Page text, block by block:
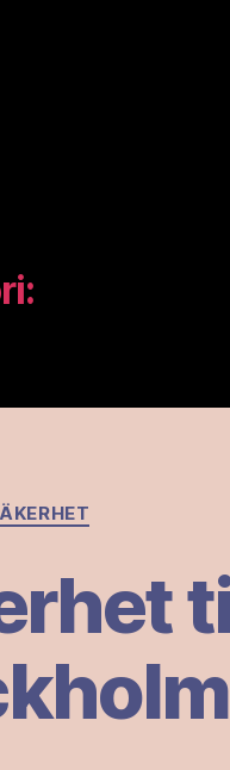
Kategorier